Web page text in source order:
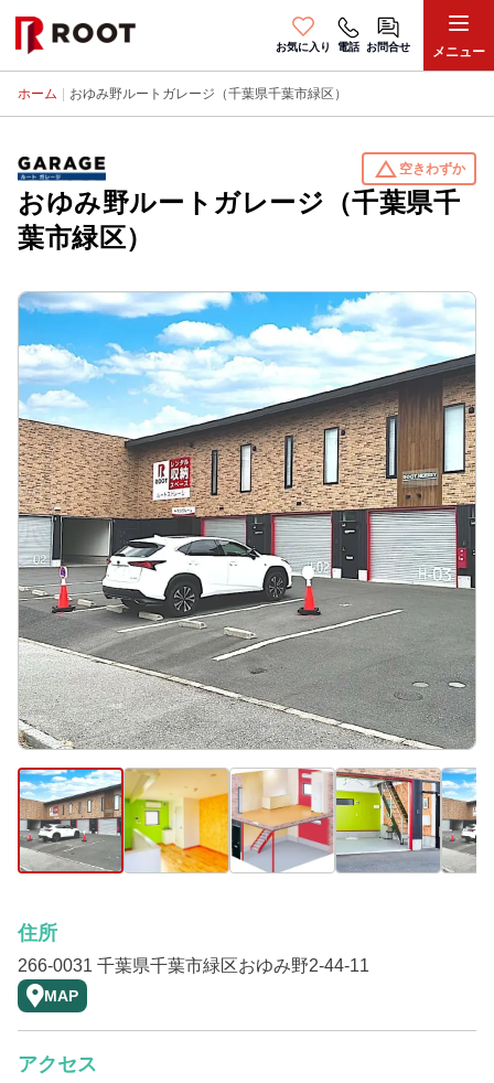
お気に入り 電話 お問合せ メニュー
ホーム おゆみ野ルートガレージ（千葉県千葉市緑区）
change_history 空きわずか
おゆみ野ルートガレージ（千葉県千
葉市緑区）
住所
266-0031 千葉県千葉市緑区おゆみ野2-44-11
MAP
アクセス